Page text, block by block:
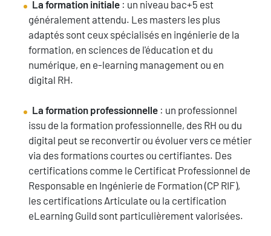
La formation initiale : un niveau bac+5 est
généralement attendu. Les masters les plus
adaptés sont ceux spécialisés en ingénierie de la
formation, en sciences de l'éducation et du
numérique, en e-learning management ou en
digital RH.
La formation professionnelle: un professionnel
issu de la formation professionnelle, des RH ou du
digital peut se reconvertir ou évoluer vers ce métier
via des formations courtes ou certifiantes. Des
certifications comme le Certificat Professionnel de
Responsable en Ingénierie de Formation (CP RIF),
les certifications Articulate ou la certification
eLearning Guild sont particulièrement valorisées.